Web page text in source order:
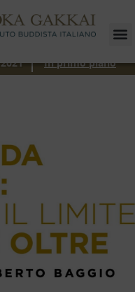
In primo piano
a Roberto